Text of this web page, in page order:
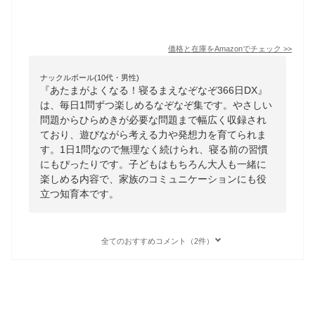
価格と在庫をAmazonでチェック >>
ナックルボール(10代・男性)
『あたまがよくなる！寝るまえなぞなぞ366日DX』
は、毎日1問ずつ楽しめるなぞなぞ集です。やさしい
問題からひらめきが必要な問題まで幅広く収録され
ており、遊びながら考える力や発想力を育てられま
す。1日1問なので無理なく続けられ、寝る前の習慣
にもぴったりです。子どもはもちろん大人も一緒に
楽しめる内容で、家族のコミュニケーションにも役
立つ知育本です。
全てのおすすめコメント（2件）